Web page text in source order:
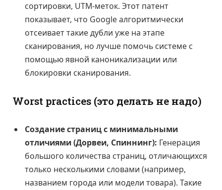
сортировки, UTM-меток. Этот патент
показывает, что Google алгоритмически
отсеивает такие дубли уже на этапе
сканирования, но лучше помочь системе с
помощью явной каноникализации или
блокировки сканирования.
Worst practices (это делать не надо)
Создание страниц с минимальными
отличиями (Дорвеи, Спиннинг): Генерация
большого количества страниц, отличающихся
только несколькими словами (например,
названием города или модели товара). Такие